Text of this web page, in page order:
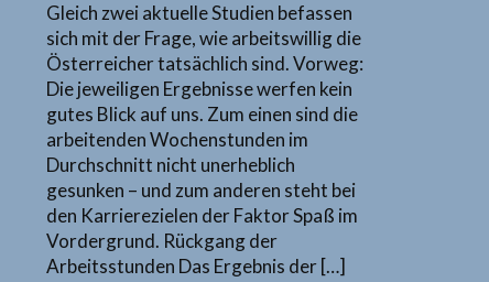
Gleich zwei aktuelle Studien befassen
sich mit der Frage, wie arbeitswillig die
Österreicher tatsächlich sind. Vorweg:
Die jeweiligen Ergebnisse werfen kein
gutes Blick auf uns. Zum einen sind die
arbeitenden Wochenstunden im
Durchschnitt nicht unerheblich
gesunken – und zum anderen steht bei
den Karrierezielen der Faktor Spaß im
Vordergrund. Rückgang der
Arbeitsstunden Das Ergebnis der […]